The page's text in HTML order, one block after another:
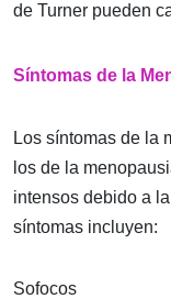
de Turner pueden
Síntomas de la
Los síntomas de la
los de la
intensos debido a
síntomas incluyen:
Sofocos